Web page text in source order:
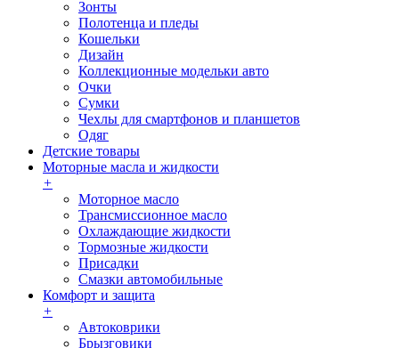
Зонты
Полотенца и пледы
Кошельки
Дизайн
Коллекционные модельки авто
Очки
Сумки
Чехлы для смартфонов и планшетов
Одяг
Детские товары
Моторные масла и жидкости
+
Моторное масло
Трансмиссионное масло
Охлаждающие жидкости
Тормозные жидкости
Присадки
Смазки автомобильные
Комфорт и защита
+
Автоковрики
Брызговики